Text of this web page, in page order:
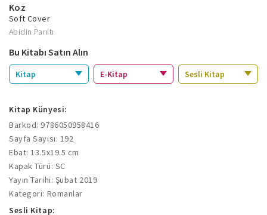
Koz
Soft Cover
Abidin Parıltı
Bu Kitabı Satın Alın
Kitap E-Kitap Sesli Kitap
Kitap Künyesi:
Barkod: 9786050958416
Sayfa Sayısı: 192
Ebat: 13.5x19.5 cm
Kapak Türü: SC
Yayın Tarihi: Şubat 2019
Kategori: Romanlar
Sesli Kitap: